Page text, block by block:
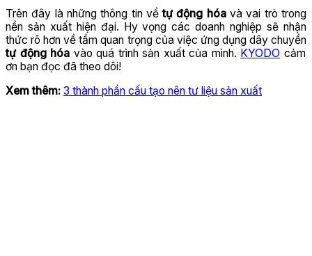
Trên đây là những thông tin vềtự động hóavà vai trò trong
nền sản xuất hiện đại. Hy vọng các doanh nghiệp sẽ nhận
thức rõ hơn về tầm quan trọng của việc ứng dụng dây chuyền
tự động hóa vào quá trình sản xuất của mình. KYODO cảm
ơn bạn đọc đã theo dõi!
Xem thêm: 3 thành phần cấu tạo nên tư liệu sản xuất